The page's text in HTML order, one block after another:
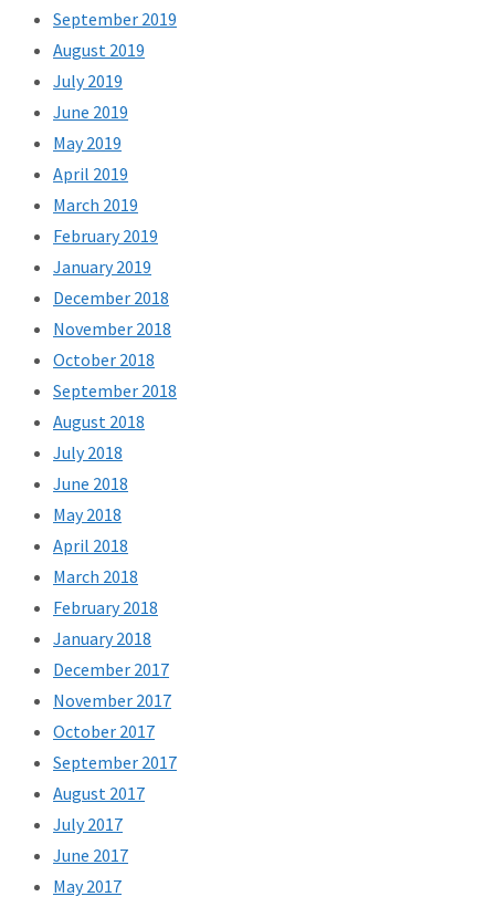
September 2019
August 2019
July 2019
June 2019
May 2019
April 2019
March 2019
February 2019
January 2019
December 2018
November 2018
October 2018
September 2018
August 2018
July 2018
June 2018
May 2018
April 2018
March 2018
February 2018
January 2018
December 2017
November 2017
October 2017
September 2017
August 2017
July 2017
June 2017
May 2017